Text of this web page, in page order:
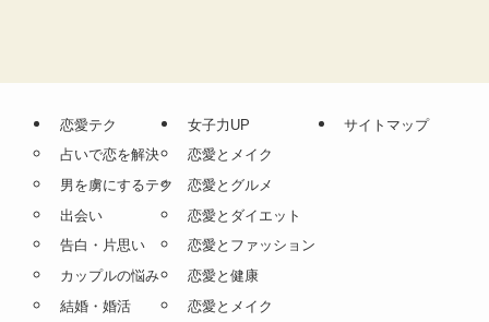
恋愛テク
占いで恋を解決
男を虜にするテク
出会い
告白・片思い
カップルの悩み
結婚・婚活
女子力UP
恋愛とメイク
恋愛とグルメ
恋愛とダイエット
恋愛とファッション
恋愛と健康
恋愛とメイク
サイトマップ